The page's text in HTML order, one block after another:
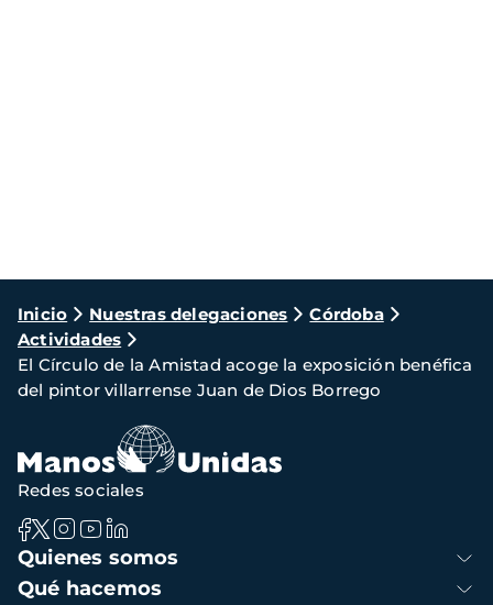
Ruta
de
navegación
Inicio Nuestras delegaciones
Córdoba
Actividades
El Círculo de la Amistad acoge la exposición benéfica
del pintor villarrense Juan de Dios Borrego
Navegación
principal
Quienes somos
Qué hacemos
Redes sociales